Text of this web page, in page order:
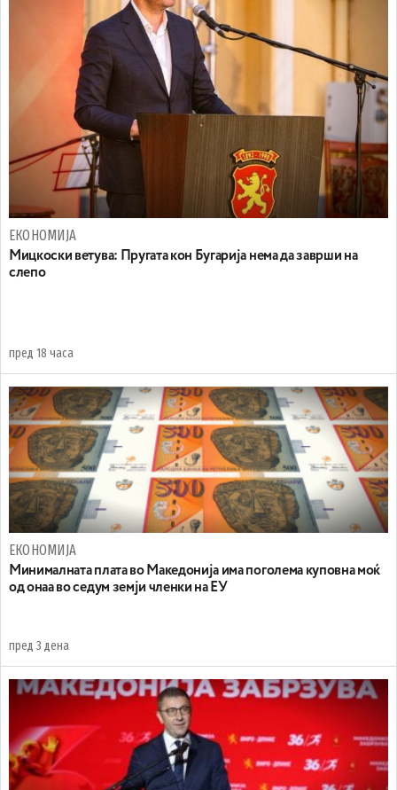
ЕКОНОМИЈА
Mицкоски ветува: Пругата кон Бугарија нема да заврши на
слепо
пред 18 часа
ЕКОНОМИЈА
Минималната плата во Македонија има поголема куповна моќ
од онаа во седум земји членки на ЕУ
пред 3 дена